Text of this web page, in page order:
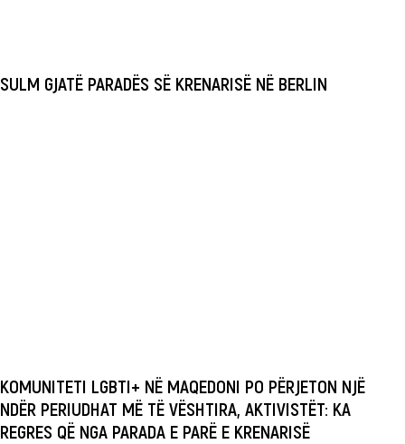
SULM GJATË PARADËS SË KRENARISË NË BERLIN
KOMUNITETI LGBTI+ NË MAQEDONI PO PËRJETON NJË
NDËR PERIUDHAT MË TË VËSHTIRA, AKTIVISTËT: KA
REGRES QË NGA PARADA E PARË E KRENARISË